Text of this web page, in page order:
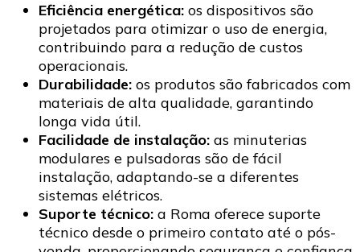
Eficiência energética: os dispositivos são
projetados para otimizar o uso de energia,
contribuindo para a redução de custos
operacionais.​
Durabilidade: os produtos são fabricados com
materiais de alta qualidade, garantindo
longa vida útil.​
Facilidade de instalação: as minuterias
modulares e pulsadoras são de fácil
instalação, adaptando-se a diferentes
sistemas elétricos.​
Suporte técnico: a Roma oferece suporte
técnico desde o primeiro contato até o pós-